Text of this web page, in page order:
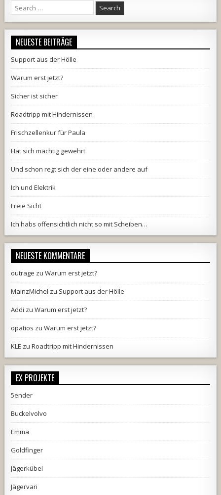
Search
for:
NEUESTE BEITRÄGE
Support aus der Hölle
Warum erst jetzt?
Sicher ist sicher
Roadtripp mit Hindernissen
Frischzellenkur für Paula
Hat sich mächtig gewehrt
Und schon regt sich der eine oder andere auf
Ich und Elektrik
Freie Sicht
Ich habs offensichtlich nicht so mit Scheiben…
NEUESTE KOMMENTARE
outrage zuWarum erst jetzt?
MainzMichel zu Support aus der Hölle
Addi zuWarum erst jetzt?
opatios zuWarum erst jetzt?
KLE zuRoadtripp mit Hindernissen
EX PROJEKTE
5ender
Buckelvolvo
Emma
Goldfinger
Jägerkübel
Jägervari